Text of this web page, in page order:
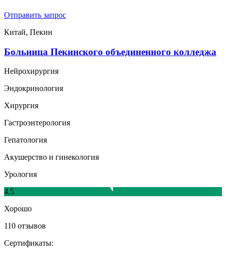
Отправить запрос
Китай, Пекин
Больница Пекинского объединенного колледжа
Нейрохирургия
Эндокринология
Хирургия
Гастроэнтерология
Гепатология
Акушерство и гинекология
Урология
4.5
Хорошо
110 отзывов
Сертификаты: